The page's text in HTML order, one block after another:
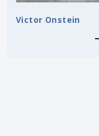
Victor Onstein